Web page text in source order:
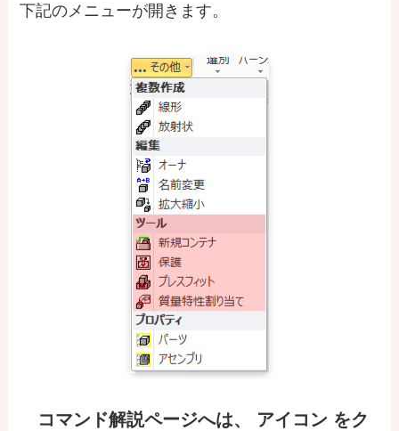
下記のメニューが開きます。
コマンド解説ページへは、 アイコン をク